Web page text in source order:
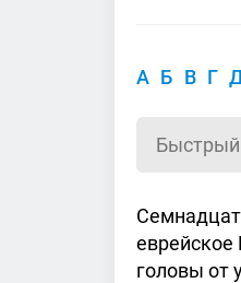
А Б В Г
еврейское
головы от